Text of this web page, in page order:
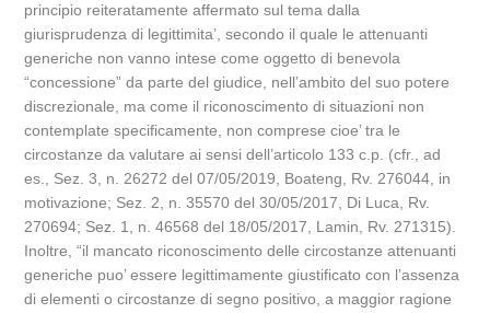
principio reiteratamente affermato sul tema dalla
giurisprudenza di legittimita’, secondo il quale le attenuanti
generiche non vanno intese come oggetto di benevola
“concessione” da parte del giudice, nell’ambito del suo potere
discrezionale, ma come il riconoscimento di situazioni non
contemplate specificamente, non comprese cioe’ tra le
circostanze da valutare ai sensi dell’articolo 133 c.p. (cfr., ad
es., Sez. 3, n. 26272 del 07/05/2019, Boateng, Rv. 276044, in
motivazione; Sez. 2, n. 35570 del 30/05/2017, Di Luca, Rv.
270694; Sez. 1, n. 46568 del 18/05/2017, Lamin, Rv. 271315).
Inoltre, “il mancato riconoscimento delle circostanze attenuanti
generiche puo’ essere legittimamente giustificato con l’assenza
di elementi o circostanze di segno positivo, a maggior ragione